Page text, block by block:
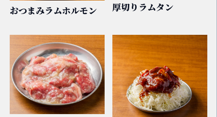
おつまみラムホルモン 厚切りラムタン